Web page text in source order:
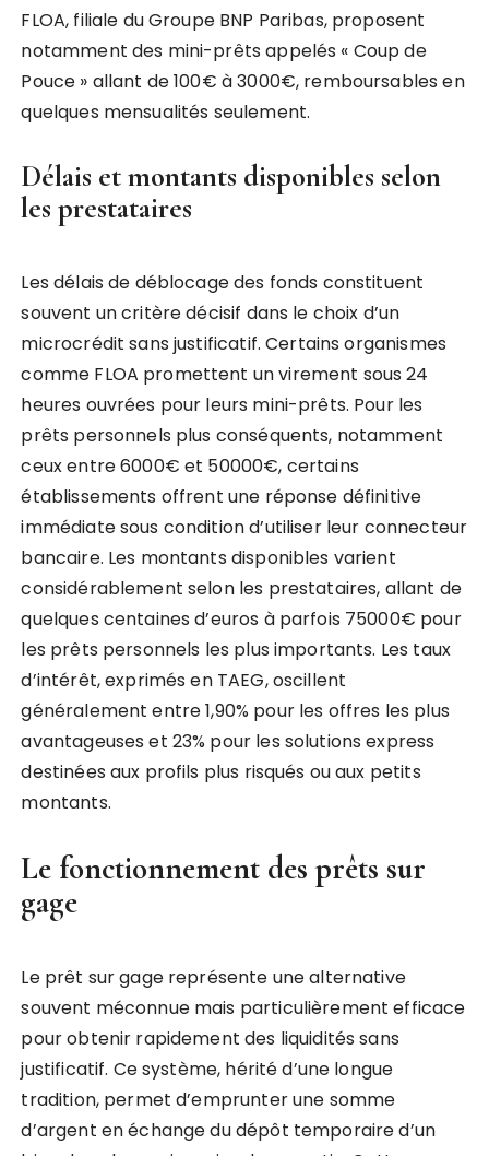
FLOA, filiale du Groupe BNP Paribas, proposent
notamment des mini-prêts appelés « Coup de
Pouce » allant de 100€ à 3000€, remboursables en
quelques mensualités seulement.
Délais et montants disponibles selon
les prestataires
Les délais de déblocage des fonds constituent
souvent un critère décisif dans le choix d’un
microcrédit sans justificatif. Certains organismes
comme FLOA promettent un virement sous 24
heures ouvrées pour leurs mini-prêts. Pour les
prêts personnels plus conséquents, notamment
ceux entre 6000€ et 50000€, certains
établissements offrent une réponse définitive
immédiate sous condition d’utiliser leur connecteur
bancaire. Les montants disponibles varient
considérablement selon les prestataires, allant de
quelques centaines d’euros à parfois 75000€ pour
les prêts personnels les plus importants. Les taux
d’intérêt, exprimés en TAEG, oscillent
généralement entre 1,90% pour les offres les plus
avantageuses et 23% pour les solutions express
destinées aux profils plus risqués ou aux petits
montants.
Le fonctionnement des prêts sur
gage
Le prêt sur gage représente une alternative
souvent méconnue mais particulièrement efficace
pour obtenir rapidement des liquidités sans
justificatif. Ce système, hérité d’une longue
tradition, permet d’emprunter une somme
d’argent en échange du dépôt temporaire d’un